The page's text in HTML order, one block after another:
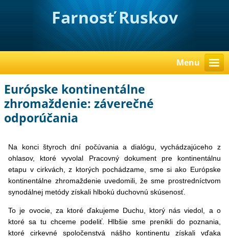
Farnosť Ruskov
Menu
Európske kontinentálne
zhromaždenie: záverečné
odporúčania
Na konci štyroch dní počúvania a dialógu, vychádzajúceho z
ohlasov, ktoré vyvolal Pracovný dokument pre kontinentálnu
etapu v cirkvách, z ktorých pochádzame, sme si ako Európske
kontinentálne zhromaždenie uvedomili, že sme prostredníctvom
synodálnej metódy získali hlbokú duchovnú skúsenosť.
To je ovocie, za ktoré ďakujeme Duchu, ktorý nás viedol, a o
ktoré sa tu chceme podeliť. Hlbšie sme prenikli do poznania,
ktoré cirkevné spoločenstvá nášho kontinentu získali vďaka